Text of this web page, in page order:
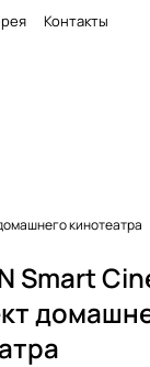
Контакты
кинотеатра
Smart